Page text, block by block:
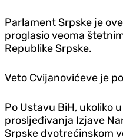
Parlament Srpske je
proglasio veoma
Republike Srpske.
Veto Cvijanovićeve je
Po Ustavu BiH, ukoliko
prosljeđivanja Izjave
Srpske dvotrećinskom